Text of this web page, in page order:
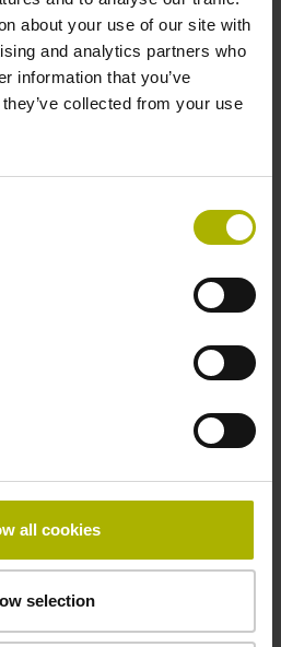
about your use of our site with
and analytics partners who
information that you’ve
collected from your use
all cookies
selection